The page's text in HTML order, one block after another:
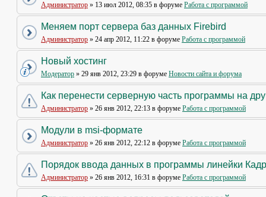
Администратор » 13 июл 2012, 08:35 в форуме Работа с программой
Меняем порт сервера баз данных Firebird
Администратор » 24 апр 2012, 11:22 в форуме Работа с программой
Новый хостинг
Модератор » 29 янв 2012, 23:29 в форуме Новости сайта и форума
Как перенести серверную часть программы на
Администратор » 26 янв 2012, 22:13 в форуме Работа с программой
Модули в msi-формате
Администратор » 26 янв 2012, 22:12 в форуме Работа с программой
Порядок ввода данных в программы линейки
Администратор » 26 янв 2012, 16:31 в форуме Работа с программой